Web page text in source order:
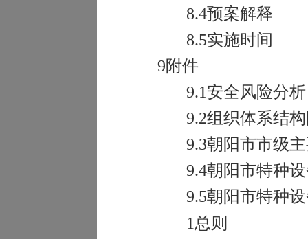
8.4预案解释
8.5实施时间
9附件
9.1安全风险分析
9.2组织体系结
9.3朝阳市市级
9.4朝阳市特种
9.5朝阳市特种
1总则